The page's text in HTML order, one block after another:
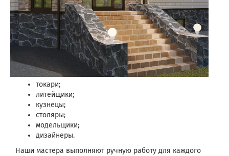
токари;
литейщики;
кузнецы;
столяры;
модельщики;
дизайнеры.
Наши мастера выполняют ручную работу для каждого